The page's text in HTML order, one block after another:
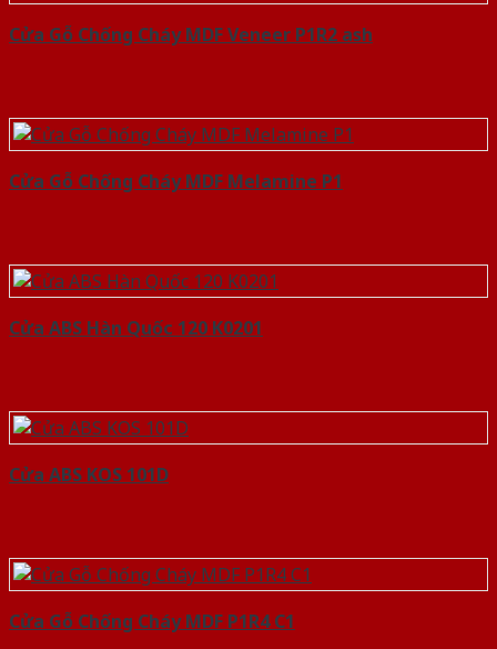
Cửa Gỗ Chống Cháy MDF Veneer P1R2 ash
Cửa Gỗ Chống Cháy MDF Melamine P1
Cửa ABS Hàn Quốc 120 K0201
Cửa ABS KOS 101D
Cửa Gỗ Chống Cháy MDF P1R4 C1